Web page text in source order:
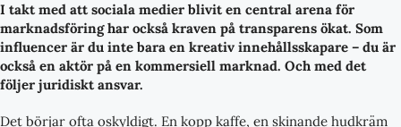
I takt med att sociala medier blivit en central arena för
marknadsföring har också kraven på transparens ökat. Som
influencer är du inte bara en kreativ innehållsskapare – du är
också en aktör på en kommersiell marknad. Och med det
följer juridiskt ansvar.
Det börjar ofta oskyldigt. En kopp kaffe, en skinande hudkräm